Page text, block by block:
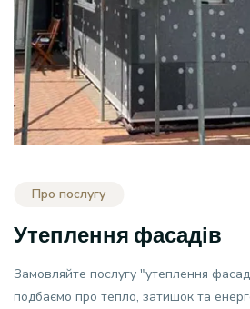
Про послугу
Утеплення фасадів
Замовляйте послугу "утеплення
подбаємо про тепло, затишок та